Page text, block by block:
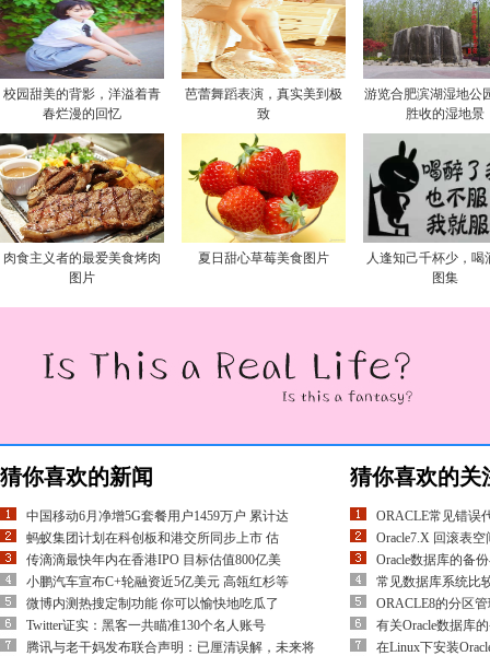
校园甜美的背影，洋溢着青
春烂漫的回忆
芭蕾舞蹈表演，真实美到极
致
游览合肥滨湖湿地公
胜收的湿地景
肉食主义者的最爱美食烤肉
图片
夏日甜心草莓美食图片
人逢知己千杯少，喝
图集
猜你喜欢的新闻
中国移动6月净增5G套餐用户1459万户 累计达
蚂蚁集团计划在科创板和港交所同步上市 估
传滴滴最快年内在香港IPO 目标估值800亿美
小鹏汽车宣布C+轮融资近5亿美元 高瓴红杉等
微博内测热搜定制功能 你可以愉快地吃瓜了
Twitter证实：黑客一共瞄准130个名人账号
腾讯与老干妈发布联合声明：已厘清误解，未来将
猜你喜欢的关
ORACLE常见错误
Oracle7.X 回滚表
Oracle数据库的备
常见数据库系统比
ORACLE8的分区
有关Oracle数据库
在Linux下安装